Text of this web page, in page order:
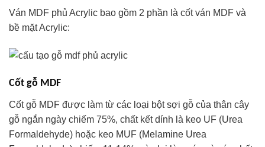
Ván MDF phủ Acrylic bao gồm 2 phần là cốt ván MDF và
bề mặt Acrylic:
Cốt gỗ MDF
Cốt gỗ MDF được làm từ các loại bột sợi gỗ của thân cây
gỗ ngắn ngày chiếm 75%, chất kết dính là keo UF (Urea
Formaldehyde) hoặc keo MUF (Melamine Urea